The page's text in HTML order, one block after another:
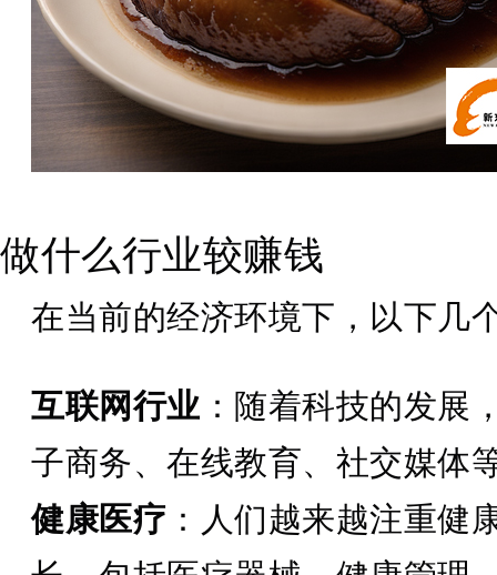
做什么行业较赚钱
在当前的经济环境下，以下几
互联网行业 ：随着科技的发展
子商务、在线教育、社交媒体
健康医疗 ：人们越来越注重健